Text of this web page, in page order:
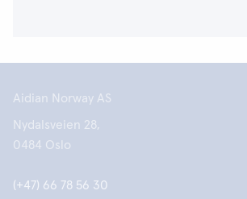
Aidian Norway AS
Nydalsveien 28,
0484 Oslo
(+47) 66 78 56 30